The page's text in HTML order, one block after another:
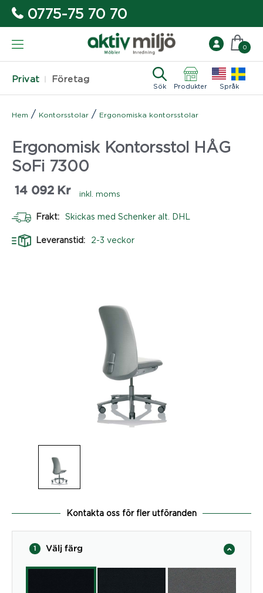
0775-75 70 70
Privat Företag
Sök Produkter Språk
0
Hem / Kontorsstolar / Ergonomiska kontorsstolar
Ergonomisk Kontorsstol HÅG
SoFi 7300
14 092 Kr inkl. moms
Frakt: Skickas med Schenker alt. DHL
Leveranstid: 2-3 veckor
Kontakta oss för fler utföranden
1 Välj färg